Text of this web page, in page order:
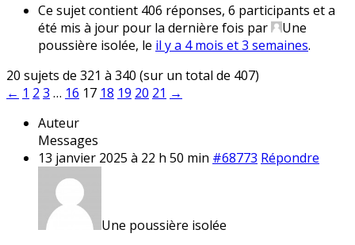
Ce sujet contient 406 réponses, 6 participants et a
été mis à jour pour la dernière fois par
Une
poussière isolée, le il y a 4 mois et 3 semaines.
20 sujets de 321 à 340 (sur un total de 407)
← 1 2 3 … 16 17 18 19 20 21 →
Auteur
Messages
13 janvier 2025 à 22 h 50 min #68773 Répondre
Une poussière isolée